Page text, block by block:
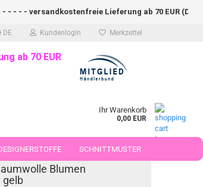
DE Kundenlogin Merkzettel
- - - versandkostenfreie Lieferung ab 70 EUR
ab 70 EUR
Ihr Warenkorb
0,00 EUR
SCHNITTMUSTER
Blumen
gelb